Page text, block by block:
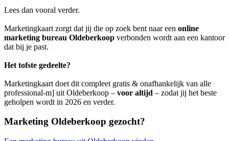
Lees dan vooral verder.
Marketingkaart zorgt dat jij die op zoek bent naar een online
marketing bureau Oldeberkoop verbonden wordt aan een kantoor
dat bij je past.
Het tofste gedeelte?
Marketingkaart doet dit compleet gratis & onafhankelijk van alle
professional-m] uit Oldeberkoop – voor altijd – zodat jij het beste
geholpen wordt in 2026 en verder.
Marketing Oldeberkoop gezocht?